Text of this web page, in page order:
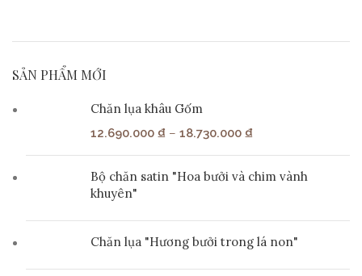
SẢN PHẨM MỚI
Chăn lụa khâu Gốm
12.690.000 ₫ – 18.730.000 ₫
Bộ chăn satin "Hoa bưởi và chim vành
khuyên"
Chăn lụa "Hương bưởi trong lá non"